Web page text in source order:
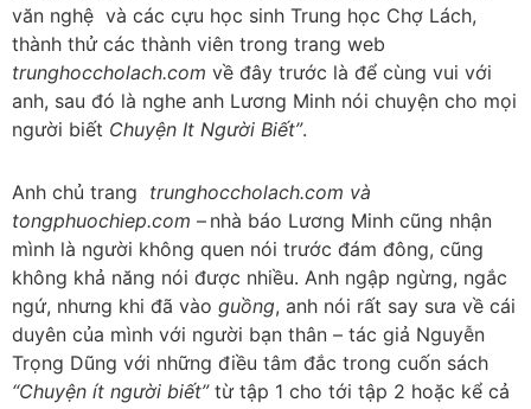
văn nghệ và các cựu học sinh Trung học Chợ Lách,
thành thử các thành viên trong trang web
trunghoccholach.com về đây trước là để cùng vui với
anh, sau đó là nghe anh Lương Minh nói chuyện cho mọi
người biết Chuyện It Người Biết”.
Anh chủ trang trunghoccholach.com và
tongphuochiep.com – nhà báo Lương Minh cũng nhận
mình là người không quen nói trước đám đông, cũng
không khả năng nói được nhiều. Anh ngập ngừng, ngắc
ngứ, nhưng khi đã vào guồng, anh nói rất say sưa về cái
duyên của mình với người bạn thân – tác giả Nguyễn
Trọng Dũng với những điều tâm đắc trong cuốn sách
“Chuyện ít người biết” từ tập 1 cho tới tập 2 hoặc kể cả